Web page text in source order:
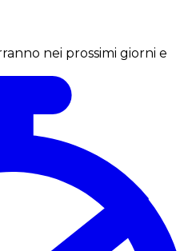
nei prossimi giorni e